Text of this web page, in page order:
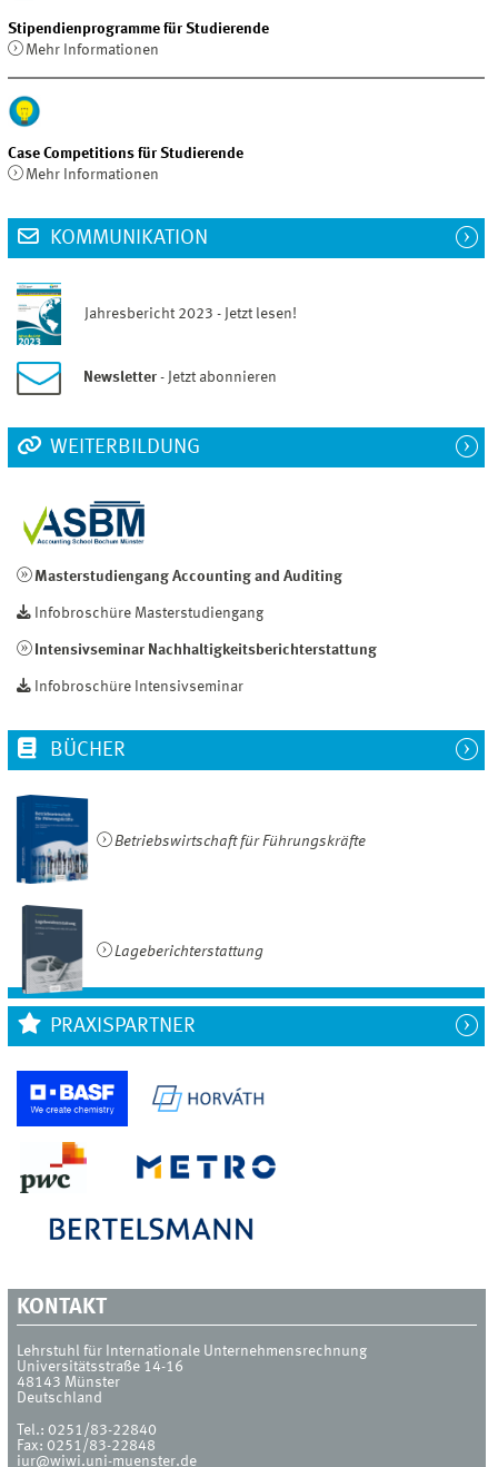
Stipendienprogramme für Studierende
Mehr Informationen
Case Competitions für Studierende
Mehr Informationen
KOMMUNIKATION
Jahresbericht 2023 - Jetzt lesen!
Newsletter - Jetzt abonnieren
WEITERBILDUNG
Masterstudiengang Accounting and Auditing
Infobroschüre Masterstudiengang
Intensivseminar Nachhaltigkeitsberichterstattung
Infobroschüre Intensivseminar
BÜCHER
Betriebswirtschaft für Führungskräfte
Lageberichterstattung
PRAXISPARTNER
KONTAKT
Lehrstuhl für Internationale Unternehmensrechnung
Universitätsstraße 14-16
48143 Münster
Deutschland
Tel.: 0251/83-22840
Fax: 0251/83-22848
iur@wiwi.uni-muenster.de